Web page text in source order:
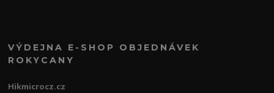
VÝDEJNA E-SHOP OBJEDNÁVEK
ROKYCANY
Hikmicrocz.cz